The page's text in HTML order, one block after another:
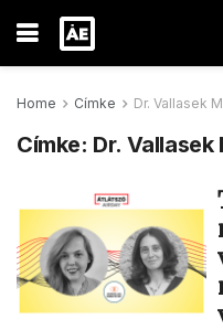
Home Címke Dr. Vallasek
Címke: Dr.